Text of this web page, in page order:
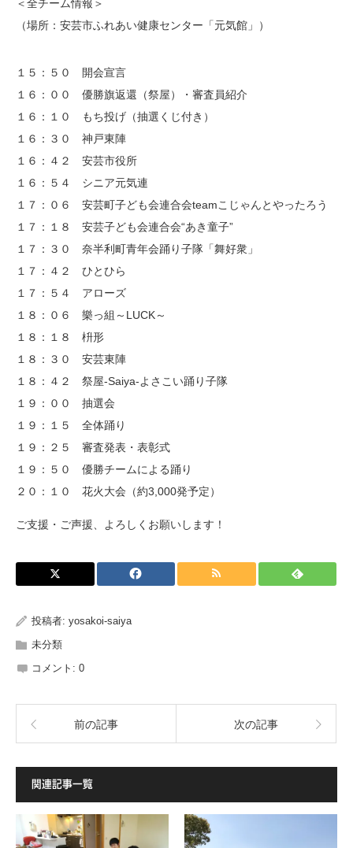
＜全チーム情報＞
（場所：安芸市ふれあい健康センター「元気館」）
１５：５０ 開会宣言
１６：００ 優勝旗返還（祭屋）・審査員紹介
１６：１０ もち投げ（抽選くじ付き）
１６：３０ 神戸東陣
１６：４２ 安芸市役所
１６：５４ シニア元気連
１７：０６ 安芸町子ども会連合会teamこじゃんとやったろう
１７：１８ 安芸子ども会連合会“あき童子”
１７：３０ 奈半利町青年会踊り子隊「舞好衆」
１７：４２ ひとひら
１７：５４ アローズ
１８：０６ 樂っ組～LUCK～
１８：１８ 枡形
１８：３０ 安芸東陣
１８：４２ 祭屋-Saiya-よさこい踊り子隊
１９：００ 抽選会
１９：１５ 全体踊り
１９：２５ 審査発表・表彰式
１９：５０ 優勝チームによる踊り
２０：１０ 花火大会（約3,000発予定）
ご支援・ご声援、よろしくお願いします！
投稿者: yosakoi-saiya
未分類
コメント: 0
前の記事 次の記事
関連記事一覧